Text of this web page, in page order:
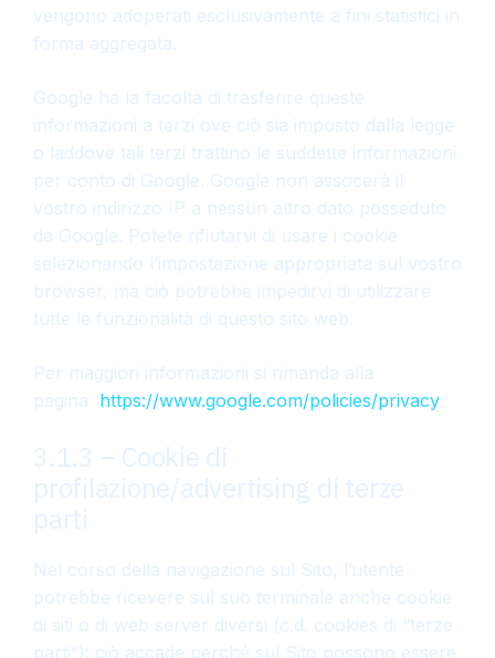
vengono adoperati esclusivamente a fini statistici in
forma aggregata.
Google ha la facoltà di trasferire queste
informazioni a terzi ove ciò sia imposto dalla legge
o laddove tali terzi trattino le suddette informazioni
per conto di Google. Google non assocerà il
vostro indirizzo IP a nessun altro dato posseduto
da Google. Potete rifiutarvi di usare i cookie
selezionando l’impostazione appropriata sul vostro
browser, ma ciò potrebbe impedirvi di utilizzare
tutte le funzionalità di questo sito web.
Per maggiori informazioni si rimanda alla
pagina https://www.google.com/policies/privacy
3.1.3 – Cookie di
profilazione/advertising di terze
parti
Nel corso della navigazione sul Sito, l’utente
potrebbe ricevere sul suo terminale anche cookie
di siti o di web server diversi (c.d. cookies di “terze
parti”): ciò accade perché sul Sito possono essere